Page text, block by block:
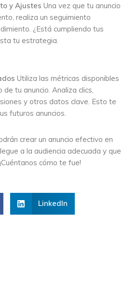
y Ajustes Una vez que tu anuncio
realiza un seguimiento
¿Está cumpliendo tus
tu estrategia.
Utiliza las métricas disponibles
tu anuncio. Analiza clics,
y otros datos clave. Esto te
futuros anuncios.
crear un anuncio efectivo en
a la audiencia adecuada y que
cómo te fue!
LinkedIn